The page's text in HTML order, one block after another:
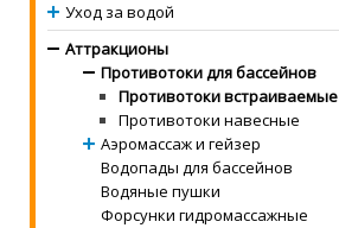
Уход за водой
Аттракционы
Противотоки для бассейнов
Противотоки встраиваемые
Противотоки навесные
Аэромассаж и гейзер
Водопады для бассейнов
Водяные пушки
Форсунки гидромассажные